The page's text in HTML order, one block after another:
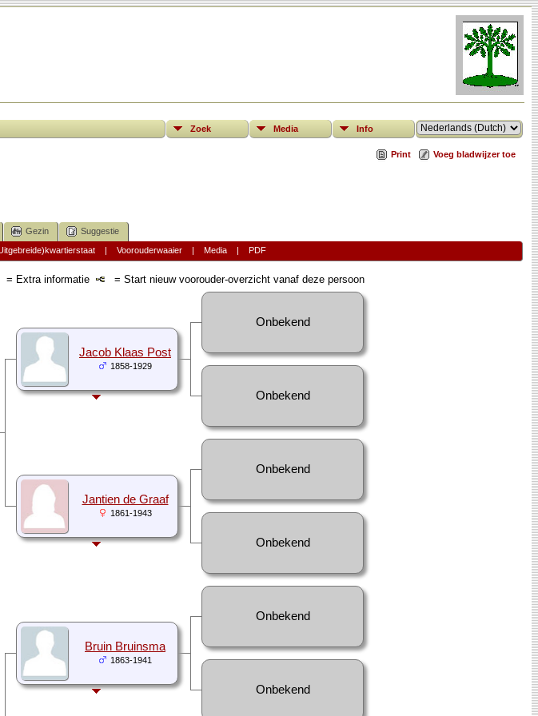
Zoek Media Info
Print Voeg bladwijzer toe
Gezin Suggestie
| Voorouderwaaier| Media| PDF
= Extra informatie = Start nieuw voorouder-overzicht vanaf deze persoon
Jacob Klaas Post
1858-1929
Onbekend
Onbekend
Jantien de Graaf
1861-1943
Onbekend
Onbekend
Bruin Bruinsma
1863-1941
Onbekend
Onbekend